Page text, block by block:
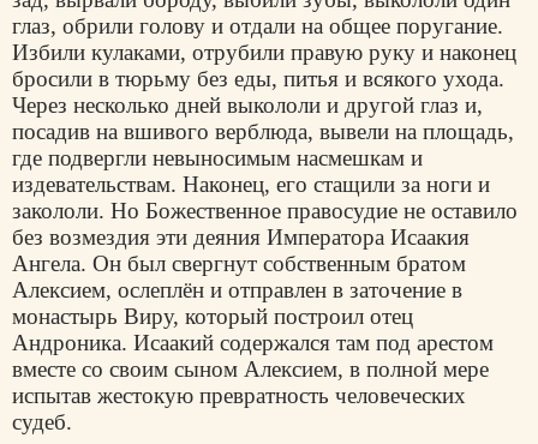
глаз, обрили голову и отдали на общее поругание.
Избили кулаками, отрубили правую руку и наконец
бросили в тюрьму без еды, питья и всякого ухода.
Через несколько дней выкололи и другой глаз и,
посадив на вшивого верблюда, вывели на площадь,
где подвергли невыносимым насмешкам и
издевательствам. Наконец, его стащили за ноги и
закололи. Но Божественное правосудие не оставило
без возмездия эти деяния Императора Исаакия
Ангела. Он был свергнут собственным братом
Алексием, ослеплён и отправлен в заточение в
монастырь Виру, который построил отец
Андроника. Исаакий содержался там под арестом
вместе со своим сыном Алексием, в полной мере
испытав жестокую превратность человеческих
судеб.